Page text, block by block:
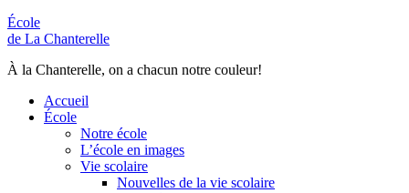
École
de La Chanterelle
À la Chanterelle, on a chacun notre couleur!
Accueil
École
Notre école
L’école en images
Vie scolaire
Nouvelles de la vie scolaire